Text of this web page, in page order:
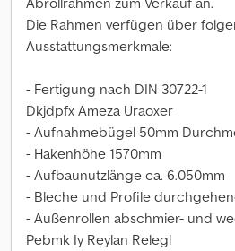
Die Rahmen verfügen über
Ausstattungsmerkmale:
- Fertigung nach DIN 30722-1
Dkjdpfx Ameza Uraoxer
- Aufnahmebügel 50mm
- Hakenhöhe 1570mm
- Aufbaunutzlänge ca. 6.050mm
- Bleche und Profile
- Außenrollen abschmier- und
Pebmk Iy Reylan Relegl